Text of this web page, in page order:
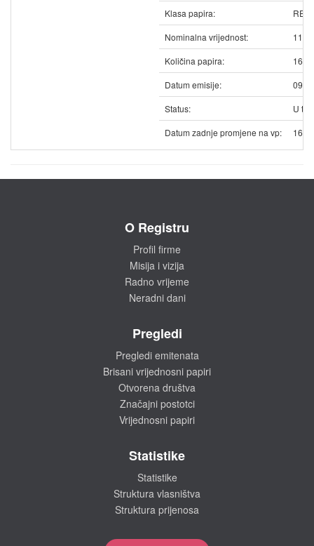
Klasa papira:
Nominalna vrijednost:
11.50
Količina papira:
Datum emisije:
Status:
U
Datum zadnje promjene na vp:
O Registru
Profil firme
Misija i vizija
Radno vrijeme
Neradni dani
Pregledi
Pregledi emitenata
Brisani vrijednosni papiri
Otvorena društva
Značajni postotci
Vrijednosni papiri
Statistike
Statistike
Struktura vlasništva
Struktura prijenosa